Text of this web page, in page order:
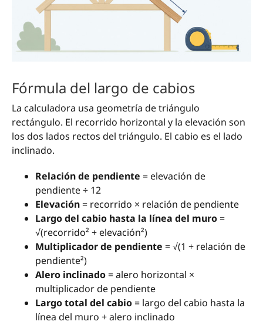
Fórmula del largo de cabios
La calculadora usa geometría de triángulo
rectángulo. El recorrido horizontal y la elevación son
los dos lados rectos del triángulo. El cabio es el lado
inclinado.
Relación de pendiente = elevación de
pendiente ÷ 12
Elevación = recorrido × relación de pendiente
Largo del cabio hasta la línea del muro =
√(recorrido² + elevación²)
Multiplicador de pendiente = √(1 + relación de
pendiente²)
Alero inclinado = alero horizontal ×
multiplicador de pendiente
Largo total del cabio = largo del cabio hasta la
línea del muro + alero inclinado